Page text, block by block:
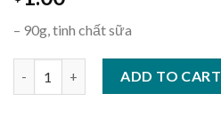
– 90g, tinh chất sữa
Xà Bông Cục Lifebuoy quantity
ADD TO CART